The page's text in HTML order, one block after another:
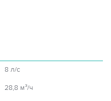
8 л/с
28,8 м³/ч